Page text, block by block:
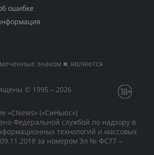
ошибке
знаком ■, являются
© 1995 – 2026
«CNews» («СиНьюс»)
Федеральной службой по надзору в
технологий и массовых
за номером Эл № ФС77 –